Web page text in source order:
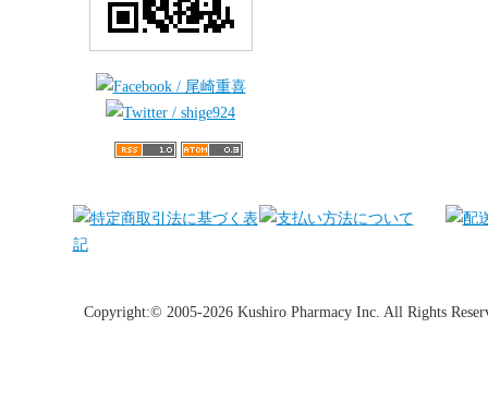
Copyright:© 2005-2026 Kushiro Pharmacy Inc. All Rights